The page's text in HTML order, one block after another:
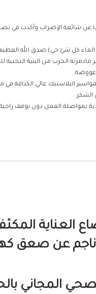
عن شائعة الإضراب وأكدت في
كل شئ حي) صدق الله
الحرب من البنية التحتية
عووضة.
الاسبستوس لمواسير البلاستيك عالي
بمواصلة العمل دون توقف
العناية
عن صعق
المجاني